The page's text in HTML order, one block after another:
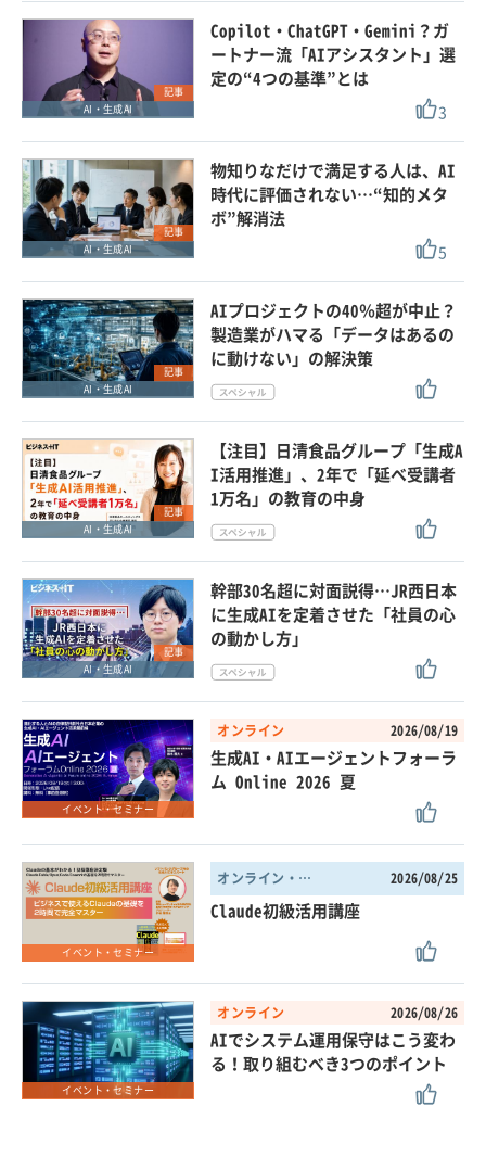
記事
AI・生成AI
Copilot・ChatGPT・Gemini？ガ
ートナー流「AIアシスタント」選
定の“4つの基準”とは
3
記事
AI・生成AI
物知りなだけで満足する人は、AI
時代に評価されない…“知的メタ
ボ”解消法
5
記事
AI・生成AI
AIプロジェクトの40％超が中止？
製造業がハマる「データはあるの
に動けない」の解決策
記事
AI・生成AI
【注目】日清食品グループ「生成A
I活用推進」、2年で「延べ受講者
1万名」の教育の中身
記事
AI・生成AI
幹部30名超に対面説得…JR西日本
に生成AIを定着させた「社員の心
の動かし方」
イベント・セミナー
オンライン 2026/08/19
生成AI・AIエージェントフォーラ
ム Online 2026 夏
イベント・セミナー
オンライン・東京都 2026/08/25
Claude初級活用講座
イベント・セミナー
オンライン 2026/08/26
AIでシステム運用保守はこう変わ
る！取り組むべき3つのポイント